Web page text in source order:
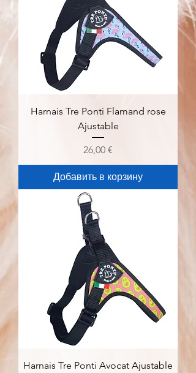
Harnais Tre Ponti Flamand rose
Ajustable
Цена
26,00 €
Добавить в корзину
Harnais Tre Ponti Avocat Ajustable